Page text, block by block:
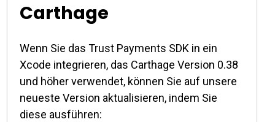
Carthage
Wenn Sie das Trust Payments SDK in ein
Xcode integrieren, das Carthage Version 0.38
und höher verwendet, können Sie auf unsere
neueste Version aktualisieren, indem Sie
diese ausführen: